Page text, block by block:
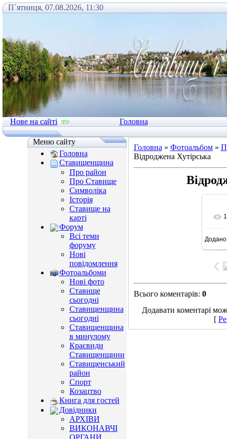
П`ятниця, 07.08.2026, 11:30
Нове на сайті Головна
Меню сайту
Головна
Ставищенщина
Про район
Про Ставище
Символіка
Історія
Ставище на
карті
Форум
Всі теми
форуму
Нові
повідомлення
Фотоальбоми
Нові фото
Ставище
сьогодні
Ставищенщина
сьогодні
Ставищенщина
в минулому
Краєвиди
Ставищенщини
Ставищенський
район
Спорт
Козацтво
Книга для гостей
Довідники
АРХІВИ
ВИКОНАВЧІ
ОРГАНИ
Головна » Фотоальбом»
Відроджена Хутірська
Додано
Всього коментарів: 0
Додавати коментарі
[